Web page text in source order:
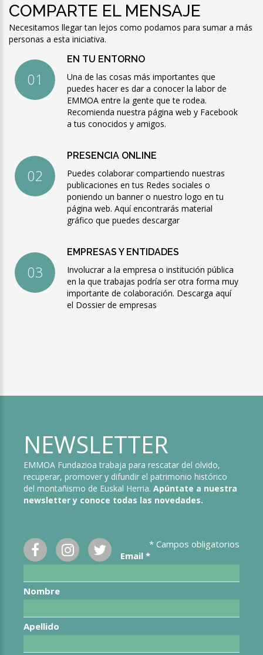
COMPARTE EL MENSAJE
Necesitamos llegar tan lejos como podamos para sumar a más
personas a esta iniciativa.
EN TU ENTORNO
Una de las cosas más importantes que
puedes hacer es dar a conocer la labor de
EMMOA entre la gente que te rodea.
Recomienda nuestra página web y Facebook
a tus conocidos y amigos.
PRESENCIA ONLINE
Puedes colaborar compartiendo nuestras
publicaciones en tus Redes sociales o
poniendo un banner o nuestro logo en tu
página web. Aquí encontrarás material
gráfico que puedes descargar
EMPRESAS Y ENTIDADES
Involucrar a la empresa o institución pública
en la que trabajas podría ser otra forma muy
importante de colaboración. Descarga aquí
el Dossier de empresas
NEWSLETTER
EMMOA Fundazioa trabaja para rescatar del olvido,
recuperar, promover y difundir el patrimonio histórico
del montañismo de Euskal Herria. Apúntate a nuestra
newsletter y conoce todas las novedades.
* Campos obligatorios
Email *
Nombre
Apellido